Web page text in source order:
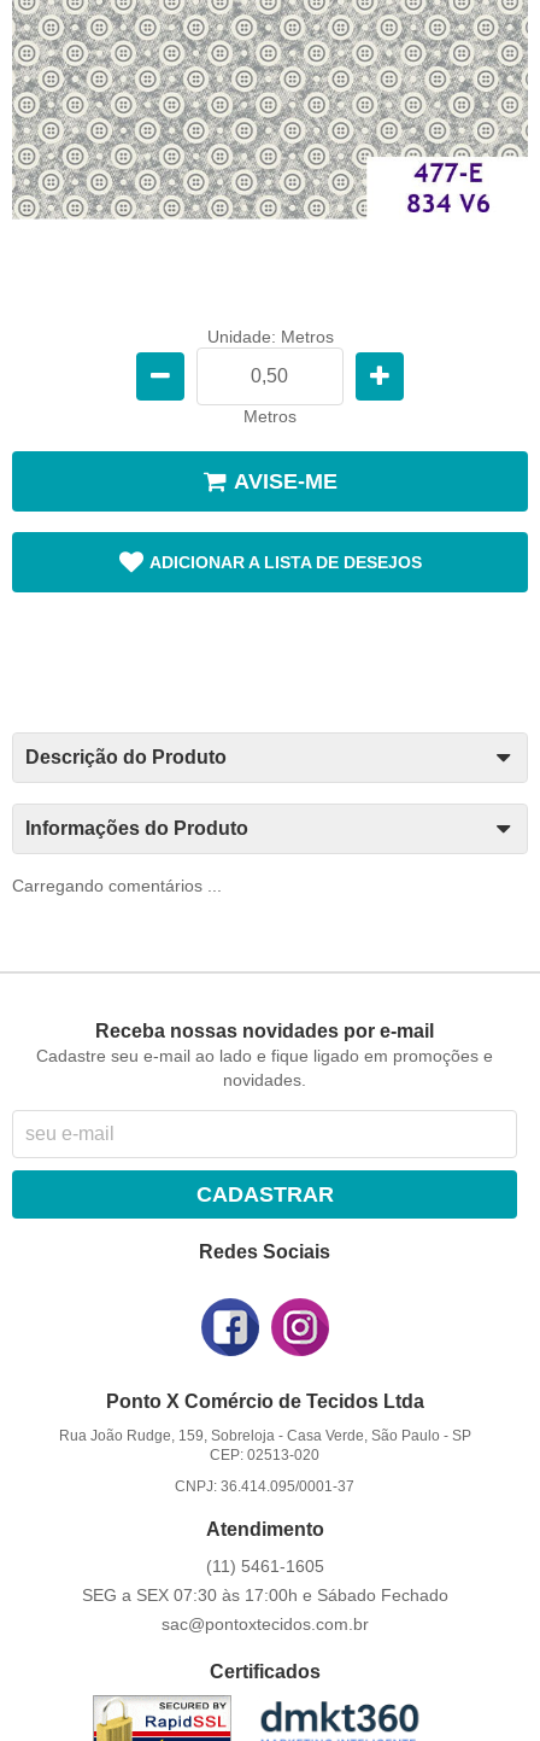
Unidade: Metros
Metros
AVISE-ME
ADICIONAR A LISTA DE DESEJOS
Descrição do Produto
Informações do Produto
Carregando comentários ...
Receba nossas novidades por e-mail
Cadastre seu e-mail ao lado e fique ligado em promoções e
novidades.
CADASTRAR
Redes Sociais
Ponto X Comércio de Tecidos Ltda
Rua João Rudge, 159, Sobreloja- Casa Verde, São Paulo - SP
CEP: 02513-020
CNPJ: 36.414.095/0001-37
Atendimento
(11) 5461-1605
SEG a SEX 07:30 às 17:00h e Sábado Fechado
sac@pontoxtecidos.com.br
Certificados